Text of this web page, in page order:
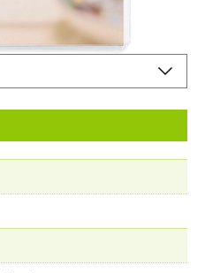
り下ろしフォト。